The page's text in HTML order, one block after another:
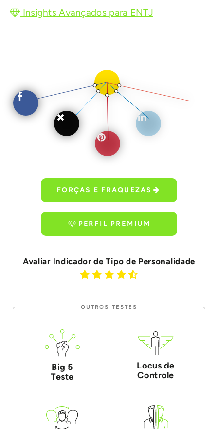
Insights Avançados para ENTJ
FORÇAS E FRAQUEZAS
PERFIL PREMIUM
Avaliar Indicador de Tipo de Personalidade
OUTROS TESTES
Big 5
Teste
Locus de
Controle